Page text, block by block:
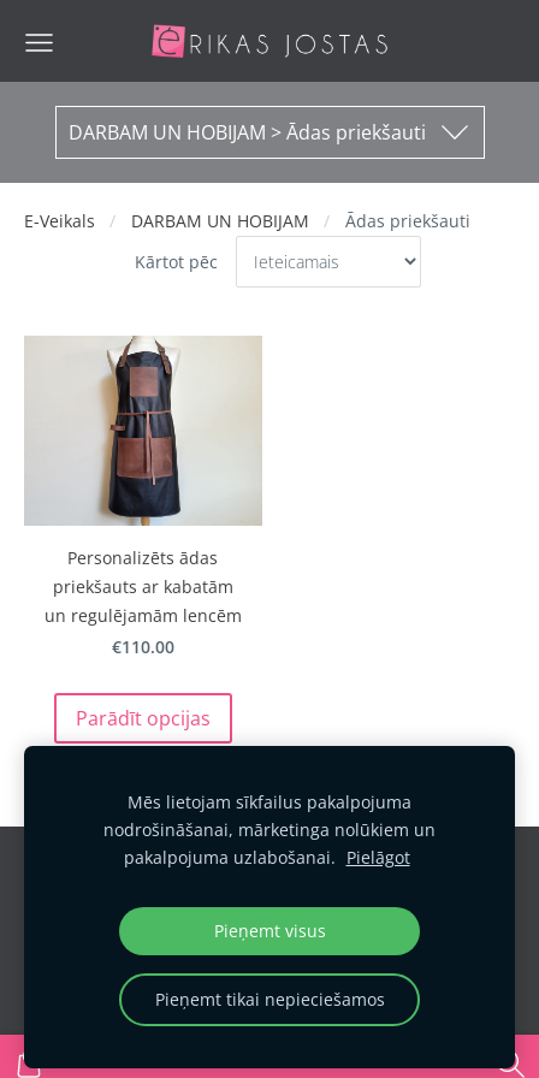
DARBAM UN HOBIJAM > Ādas priekšauti
E-Veikals DARBAM UN HOBIJAM
Ādas priekšauti
Kārtot pēc
Personalizēts ādas
priekšauts ar kabatām
un regulējamām lencēm
€110.00
Parādīt opcijas
Sīkdatnes
Mēs lietojam sīkfailus pakalpojuma
nodrošināšanai, mārketinga nolūkiem un
pakalpojuma uzlabošanai. Pielāgot
Pieņemt visus
Pieņemt tikai nepieciešamos